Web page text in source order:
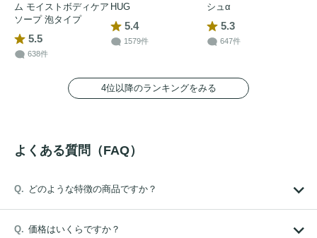
ム モイストボディケア
ソープ 泡タイプ
5.5
638件
HUG
5.4
1579件
シュα
5.3
647件
4位以降のランキングをみる
よくある質問（FAQ）
どのような特徴の商品ですか？
価格はいくらですか？